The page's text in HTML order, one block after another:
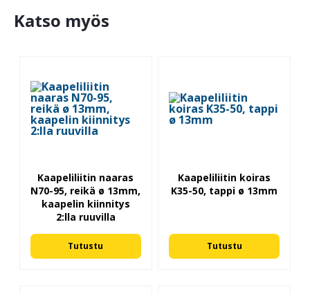
Katso myös
Kaapeliliitin naaras
N70-95, reikä ø 13mm,
kaapelin kiinnitys
2:lla ruuvilla
Tutustu
Kaapeliliitin koiras
K35-50, tappi ø 13mm
Tutustu